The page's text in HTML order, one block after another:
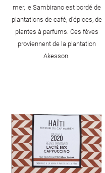
mer, le Sambirano est bordé de
plantations de café, d'épices, de
plantes à parfums. Ces fèves
proviennent de la plantation
Akesson.